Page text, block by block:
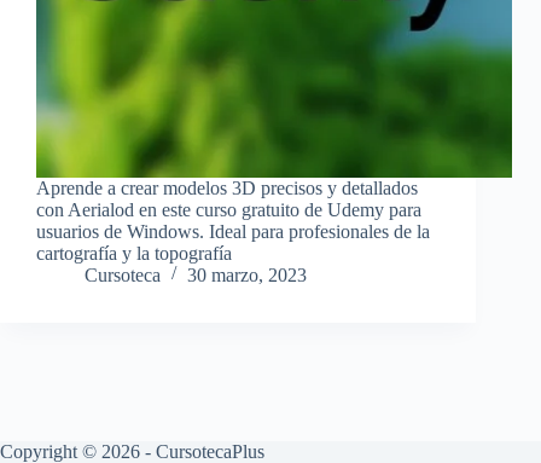
Aprende a crear modelos 3D precisos y detallados
con Aerialod en este curso gratuito de Udemy para
usuarios de Windows. Ideal para profesionales de la
cartografía y la topografía
Cursoteca
30 marzo, 2023
Copyright © 2026 - CursotecaPlus